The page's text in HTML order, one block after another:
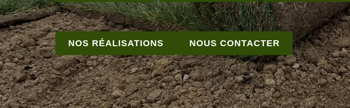
NOS RÉALISATIONS NOUS CONTACTER